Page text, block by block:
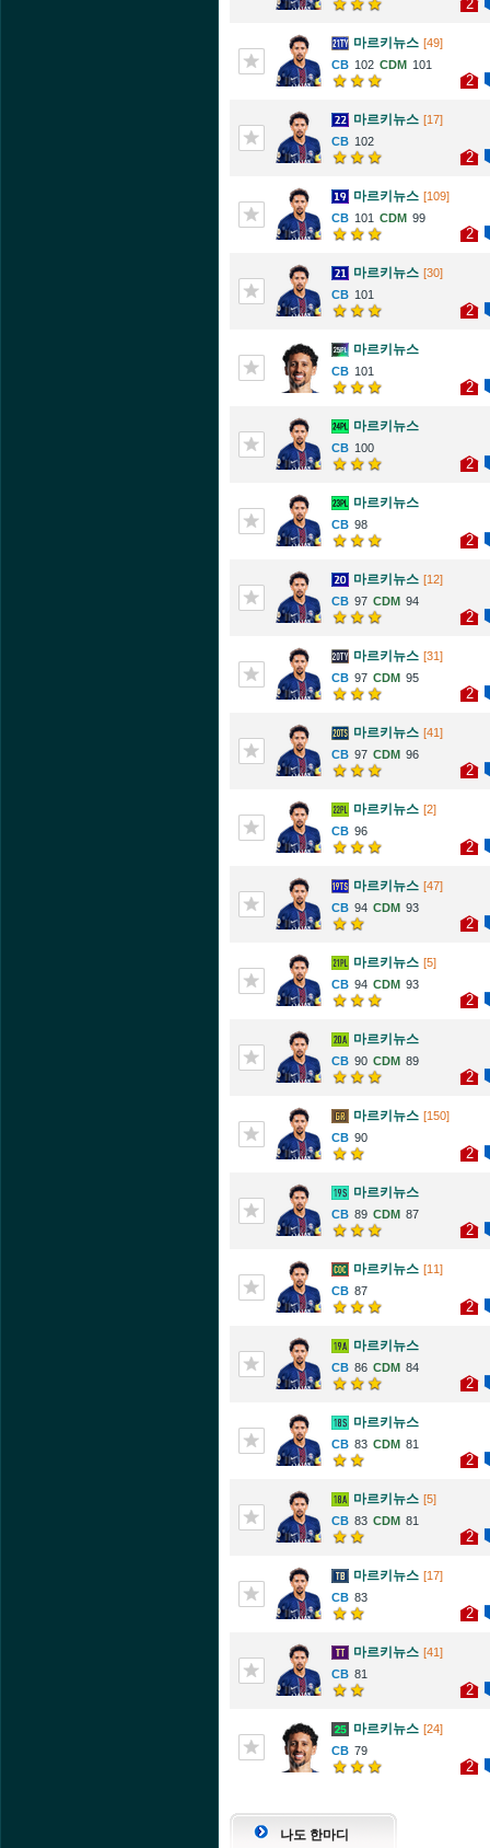
2
마르키뉴스 [49]
102
101
2
마르키뉴스 [17]
102
2
마르키뉴스 [109]
101
99
2
마르키뉴스 [30]
101
2
마르키뉴스
101
2
마르키뉴스
100
2
마르키뉴스
98
2
마르키뉴스 [12]
97
94
2
마르키뉴스 [31]
97
95
2
마르키뉴스 [41]
97
96
2
마르키뉴스 [2]
96
2
마르키뉴스 [47]
94
93
2
마르키뉴스 [5]
94
93
2
마르키뉴스
90 89
2
마르키뉴스 [150]
90
2
마르키뉴스
89 87
2
마르키뉴스 [11]
87
2
마르키뉴스
86 84
2
마르키뉴스
83 81
2
마르키뉴스 [5]
83
81
2
마르키뉴스 [17]
83
2
마르키뉴스 [41]
81
2
마르키뉴스 [24]
79
2
나도 한마디